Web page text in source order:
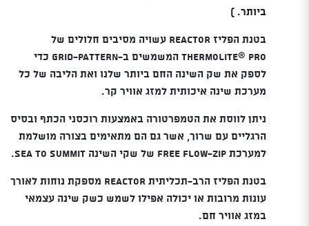
Compact
ביותר. )
בטנת הפליז Reactor עשויה מסיבים חלולים של
Thermolite® Pro המשמשים ב-
grid-pattern כדי
לספק את שק השינה החם ביותר שלנו ואת הליבה של כל
מערכת שינה איכותית למזג אוויר קר.
ניתן לווסת את הטמפרטורה באמצעות רוכסני הכתף ובסיס
הרגליים עם שרוך, אשר גם הם מתאימים בצורה מושלמת
למערכת Free Flow-Zip של שקי השינה Sea to Summit.
בטנת הפליז הרב-תכליתית Reactor מספקת נוחות לאורך
עונות מרובות או יכולה אפילו לשמש כשק שינה עצמאי
במזג אוויר חם.